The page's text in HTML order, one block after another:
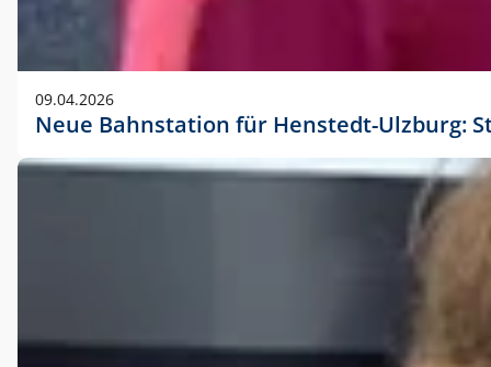
09.04.2026
Neue Bahnstation für Henstedt-Ulzburg: